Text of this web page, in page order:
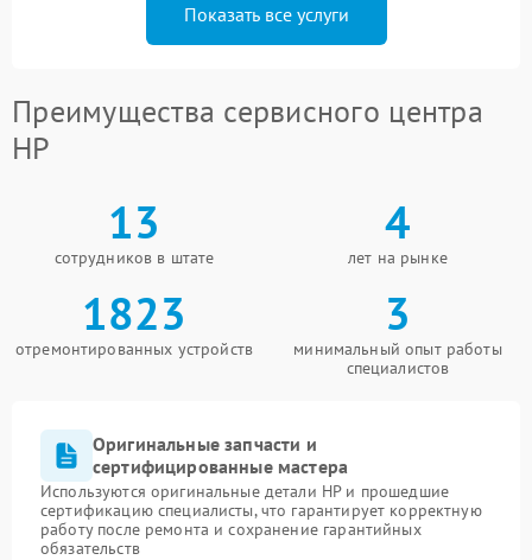
Показать все услуги
Преимущества сервисного центра
HP
13
сотрудников в штате
4
лет на рынке
1823
отремонтированных устройств
3
минимальный опыт работы
специалистов
Оригинальные запчасти и
сертифицированные мастера
Используются оригинальные детали HP и прошедшие
сертификацию специалисты, что гарантирует корректную
работу после ремонта и сохранение гарантийных
обязательств